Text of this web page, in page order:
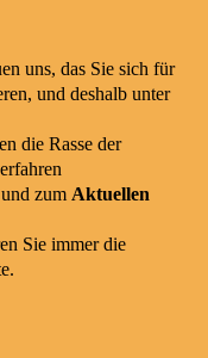
uns, das Sie sich für
und deshalb unter
die Rasse der
zum Aktuellen
Sie immer die